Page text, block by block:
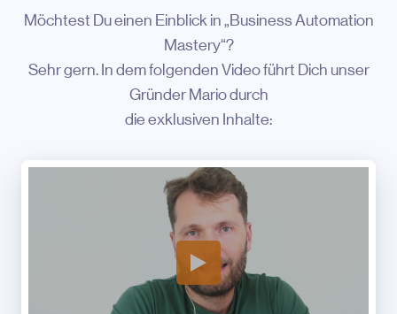
Möchtest Du einen Einblick in „Business Automation
Mastery“?
Sehr gern. In dem folgenden Video führt Dich unser
Gründer Mario durch
die exklusiven Inhalte: